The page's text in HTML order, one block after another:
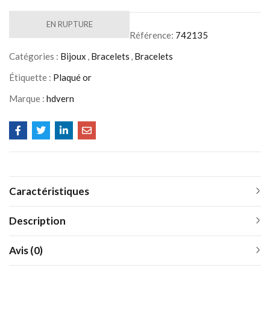
EN RUPTURE
Référence: 742135
Catégories : Bijoux , Bracelets , Bracelets
Étiquette : Plaqué or
Marque : hdvern
Caractéristiques
Description
Avis (0)